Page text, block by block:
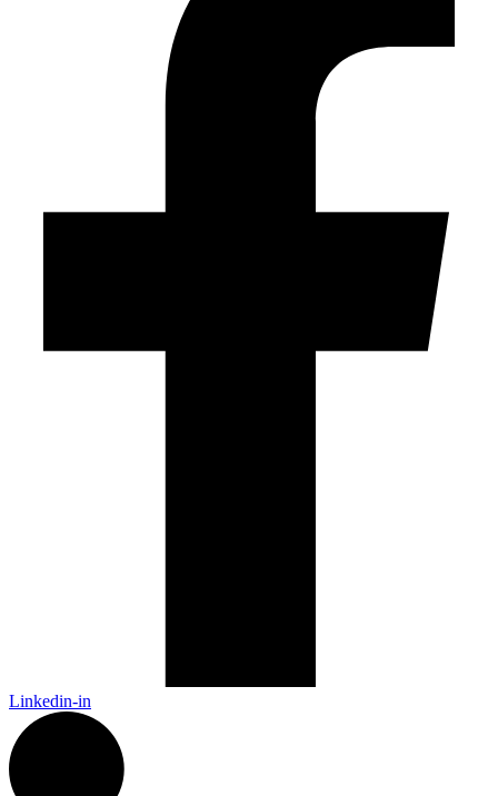
Linkedin-in